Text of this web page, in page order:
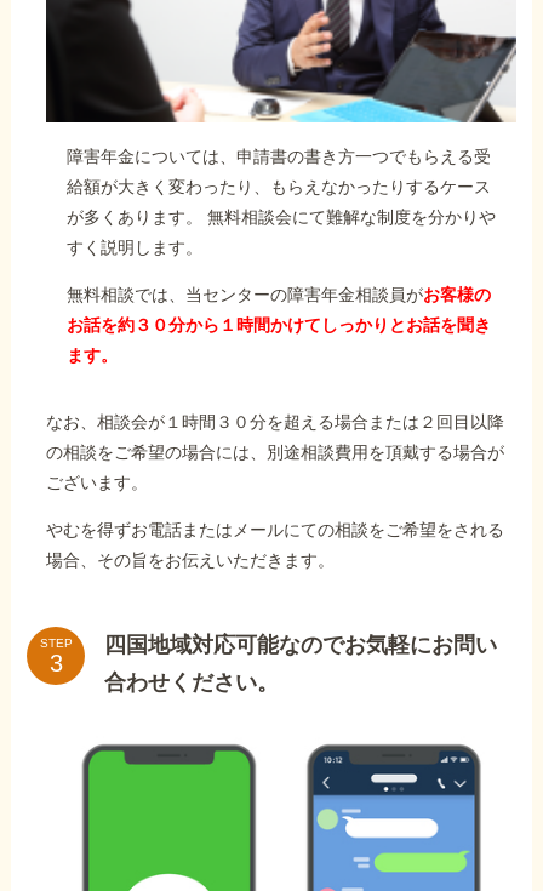
障害年金については、申請書の書き方一つでもらえる受
給額が大きく変わったり、もらえなかったりするケース
が多くあります。 無料相談会にて難解な制度を分かりや
すく説明します。
無料相談では、当センターの障害年金相談員がお客様の
お話を約３０分から１時間かけてしっかりとお話を聞き
ます。
なお、相談会が１時間３０分を超える場合または２回目以降
の相談をご希望の場合には、別途相談費用を頂戴する場合が
ございます。
やむを得ずお電話またはメールにての相談をご希望をされる
場合、その旨をお伝えいただきます。
STEP
四国地域対応可能なのでお気軽にお問い
合わせください。